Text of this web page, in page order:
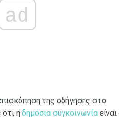
ad
της οδήγησης στο
ότι η δημόσια συγκοινωνία είναι